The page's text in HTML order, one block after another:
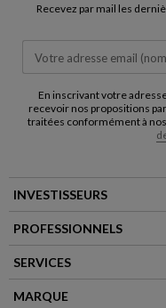
Recevez par mail les
En inscrivant votre
recevoir nos propositions
traitées conformément à nos
INVESTISSEURS
PROFESSIONNELS
SERVICES
MARQUE